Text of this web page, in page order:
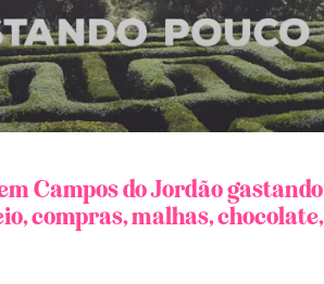
Campos do Jordão gastando
compras, malhas, chocolate,